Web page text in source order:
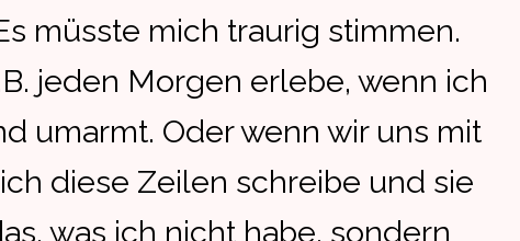
müsste mich traurig stimmen.
jeden Morgen erlebe, wenn ich
umarmt. Oder wenn wir uns mit
diese Zeilen schreibe und sie
was ich nicht habe, sondern